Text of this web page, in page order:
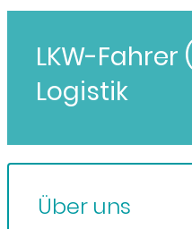
LKW-
Logistik
Über uns